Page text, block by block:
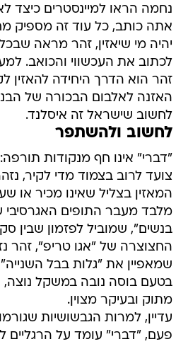
נחמה הראו למיינסטרים כיצד
אתה כותב, כל עוד זה מספיק
יהיה מי שיאזין, זהר מראה שבכל
לכתוב את העכשווי והכואב.
זהר הוא הדרך היחידה להאזין
האזנה לאלבום הבכורה של
לחשוב שישראל זה איסלנד.
לחשוב ולהשתפר
"דברי" אינו חף מנקודות
צועד לרוב בצמוד מדי לקיר,
המאזין בצליל שאינו מכיר או
מלבד מעבר התופים
בנשים", שמוביל לפזמון שבין
החצוצרה של "אגו טריפ", זהר
שמאפיין את "גלות בבל
בטעם בוסה נובה במשקל
מתוק ובעיקר מצוין.
עדיין, למרות הגבשושיות